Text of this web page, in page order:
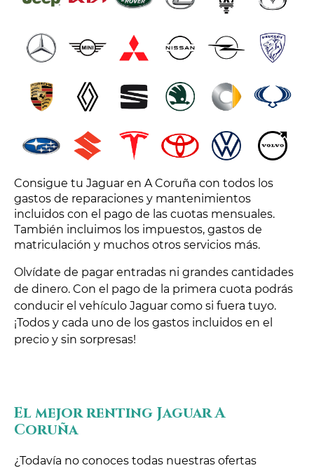
Consigue tu Jaguar en A Coruña con todos los
gastos de reparaciones y mantenimientos
incluidos con el pago de las cuotas mensuales.
También incluimos los impuestos, gastos de
matriculación y muchos otros servicios más.
Olvídate de pagar entradas ni grandes cantidades
de dinero. Con el pago de la primera cuota podrás
conducir el vehículo Jaguar como si fuera tuyo.
¡Todos y cada uno de los gastos incluidos en el
precio y sin sorpresas!
El mejor renting Jaguar A
Coruña
¿Todavía no conoces todas nuestras ofertas